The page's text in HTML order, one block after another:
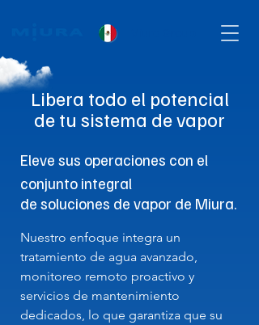
Libera todo el potencial
de tu sistema de vapor
Eleve sus operaciones con el
conjunto integral
de soluciones de vapor de Miura.
Nuestro enfoque integra un
tratamiento de agua avanzado,
monitoreo remoto proactivo y
servicios de mantenimiento
dedicados, lo que garantiza que su